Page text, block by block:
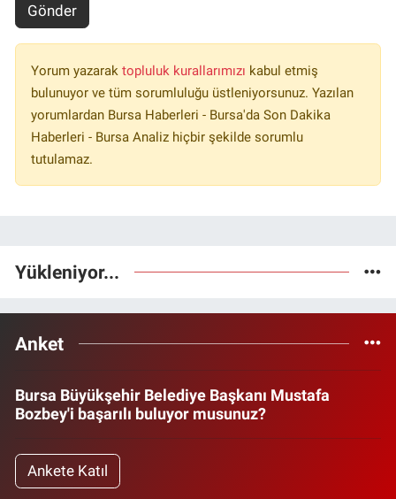
Gönder
Yorum yazarak topluluk kurallarımızı kabul etmiş
bulunuyor ve tüm sorumluluğu üstleniyorsunuz. Yazılan
yorumlardan Bursa Haberleri - Bursa'da Son Dakika
Haberleri - Bursa Analiz hiçbir şekilde sorumlu
tutulamaz.
Yükleniyor...
Anket
Bursa Büyükşehir Belediye Başkanı Mustafa
Bozbey'i başarılı buluyor musunuz?
Ankete Katıl